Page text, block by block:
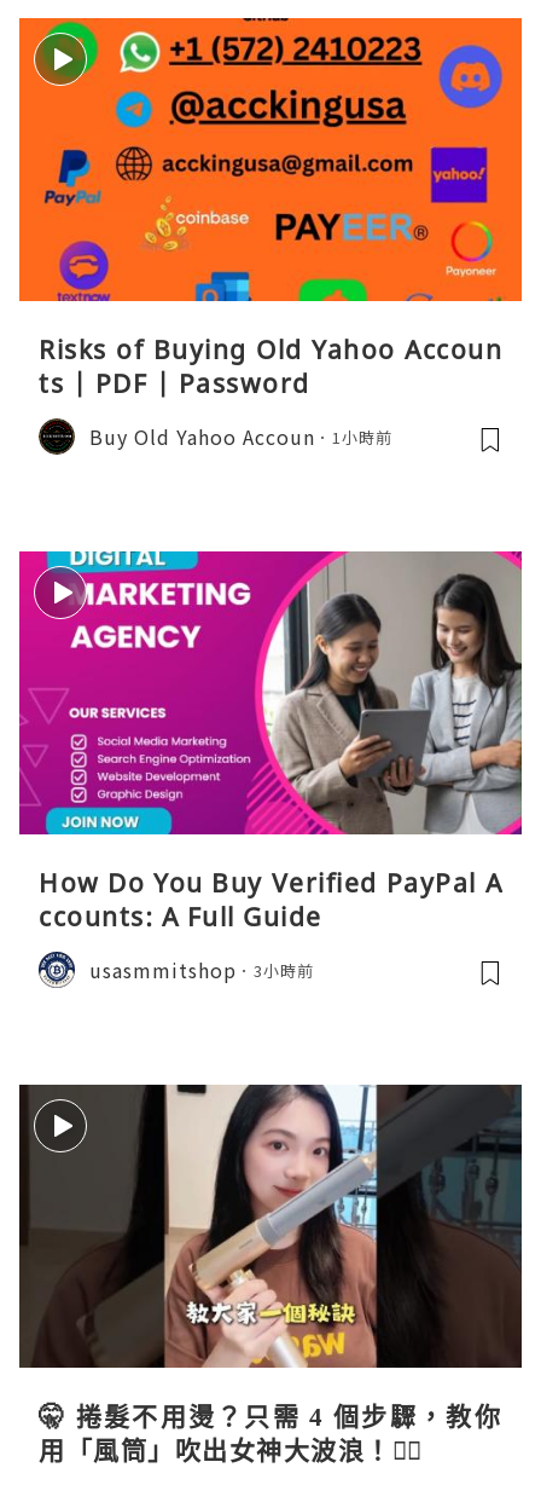
Risks of Buying Old Yahoo Accoun
ts | PDF | Password
Buy Old Yahoo Accoun 1小時前
How Do You Buy Verified PayPal A
ccounts: A Full Guide
usasmmitshop 3小時前
🤫 捲髮不用燙？只需 4 個步驟，教你
用「風筒」吹出女神大波浪！💇‍♀️